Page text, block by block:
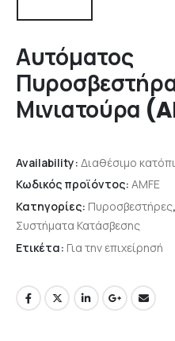
Αυτόματος
Μινιατούρα
Availability: Διαθέσιμο
Κωδικός προϊόντος: AMFE
Κατηγορίες: Πυροσβεστήρες,
Συστήματα Κατάσβεσης
Ετικέτα: Για την επιχείρησή